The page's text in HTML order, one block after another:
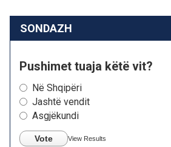
SONDAZH
Pushimet tuaja këtë vit?
Në Shqipëri
Jashtë vendit
Asgjëkundi
Vote View Results